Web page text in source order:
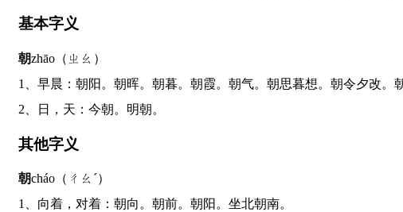
基本字义
朝zhāo（ㄓㄠ）
1、早晨：朝阳。朝晖。朝暮。朝霞。朝气。朝思暮想。朝令夕改。
2、日，天：今朝。明朝。
其他字义
朝cháo（ㄔㄠˊ）
1、向着，对着：朝向。朝前。朝阳。坐北朝南。